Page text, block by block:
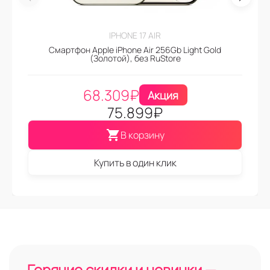
IPHONE 17 AIR
Смартфон Apple iPhone Air 256Gb Light Gold
(Золотой), без RuStore
68.309₽ Акция
75.899₽
В корзину
Купить в один клик